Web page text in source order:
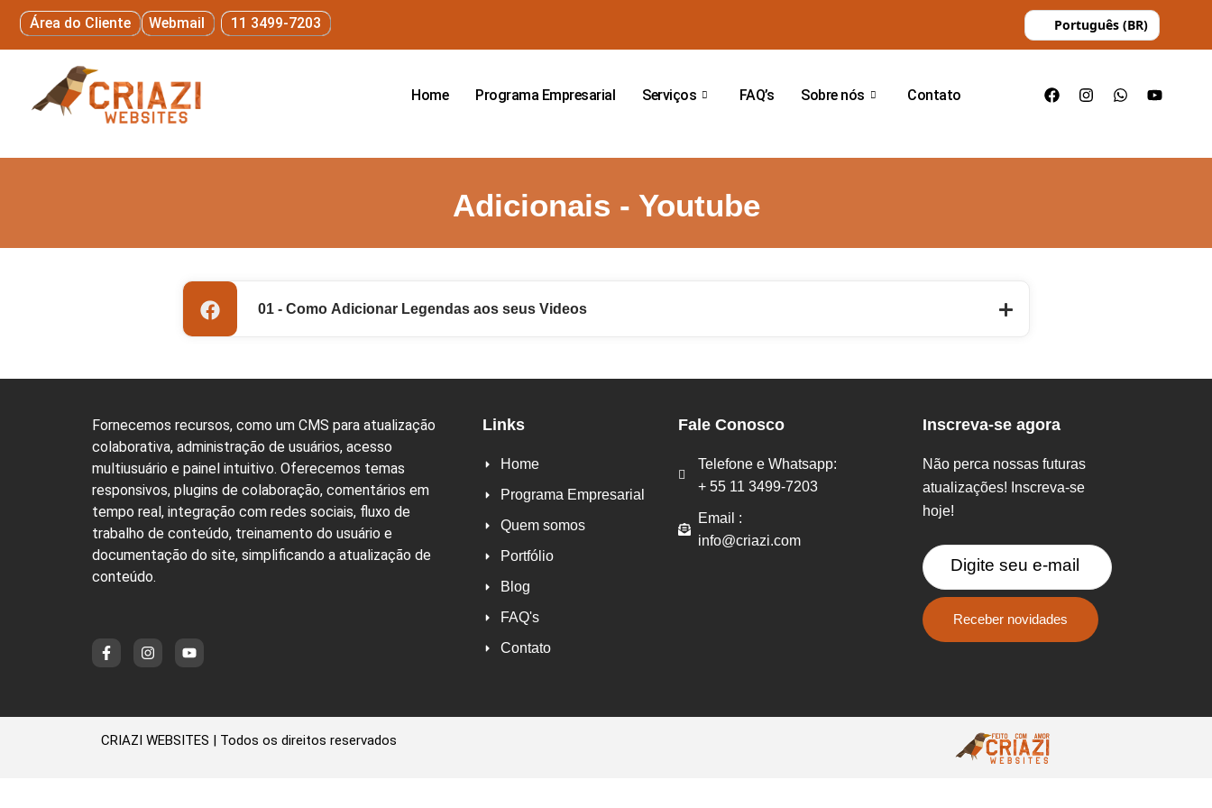
Área do Cliente Webmail 11 3499-7203 Português (BR)
Home Programa Empresarial Serviços FAQ’s Sobre nós Contato
Adicionais - Youtube
01 - Como Adicionar Legendas aos seus Videos
Fornecemos recursos, como um CMS para atualização
colaborativa, administração de usuários, acesso
multiusuário e painel intuitivo. Oferecemos temas
responsivos, plugins de colaboração, comentários em
tempo real, integração com redes sociais, fluxo de
trabalho de conteúdo, treinamento do usuário e
documentação do site, simplificando a atualização de
conteúdo.
Links
Home
Programa Empresarial
Quem somos
Portfólio
Blog
FAQ's
Contato
Fale Conosco
Telefone e Whatsapp:
+ 55 11 3499-7203
Email :
info@criazi.com
Inscreva-se agora
Não perca nossas futuras
atualizações! Inscreva-se
hoje!
CRIAZI WEBSITES | Todos os direitos reservados